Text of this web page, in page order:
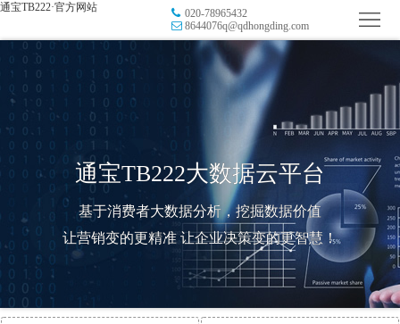
通宝TB222·官方网站
020-78965432
8644076q@qdhongding.com
牌
防
RFID
标
签
数
字
营
智
慧
行
通宝TB222大数据云平台
基于消费者大数据分析，挖掘数据价值
让营销变的更精准 让企业决策变的更智慧！